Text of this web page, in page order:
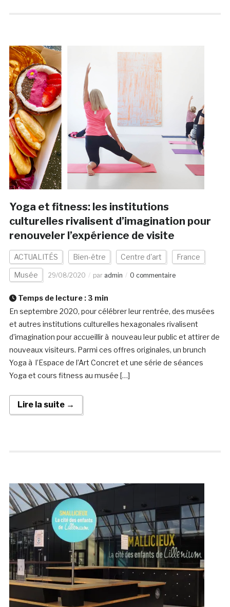
Yoga et fitness: les institutions
culturelles rivalisent d’imagination pour
renouveler l’expérience de visite
ACTUALITÉS Bien-être Centre d'art France
Musée 29/08/2020 par admin 0 commentaire
Temps de lecture : 3 min
En septembre 2020, pour célébrer leur rentrée, des musées
et autres institutions culturelles hexagonales rivalisent
d’imagination pour accueillir à nouveau leur public et attirer de
nouveaux visiteurs. Parmi ces offres originales, un brunch
Yoga à l’Espace de l’Art Concret et une série de séances
Yoga et cours fitness au musée […]
Lire la suite →